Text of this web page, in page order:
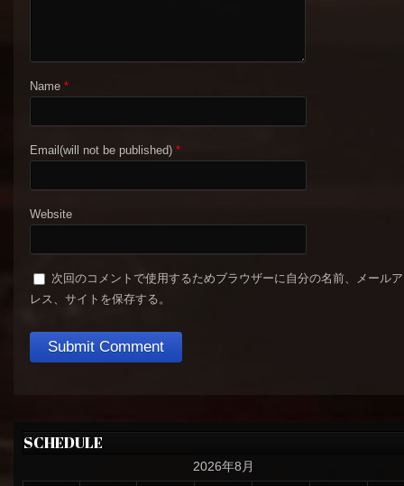
Name *
Email(will not be published) *
Website
次回のコメントで使用するためブラウザーに自分の名前、メール
レス、サイトを保存する。
SCHEDULE
2026年8月